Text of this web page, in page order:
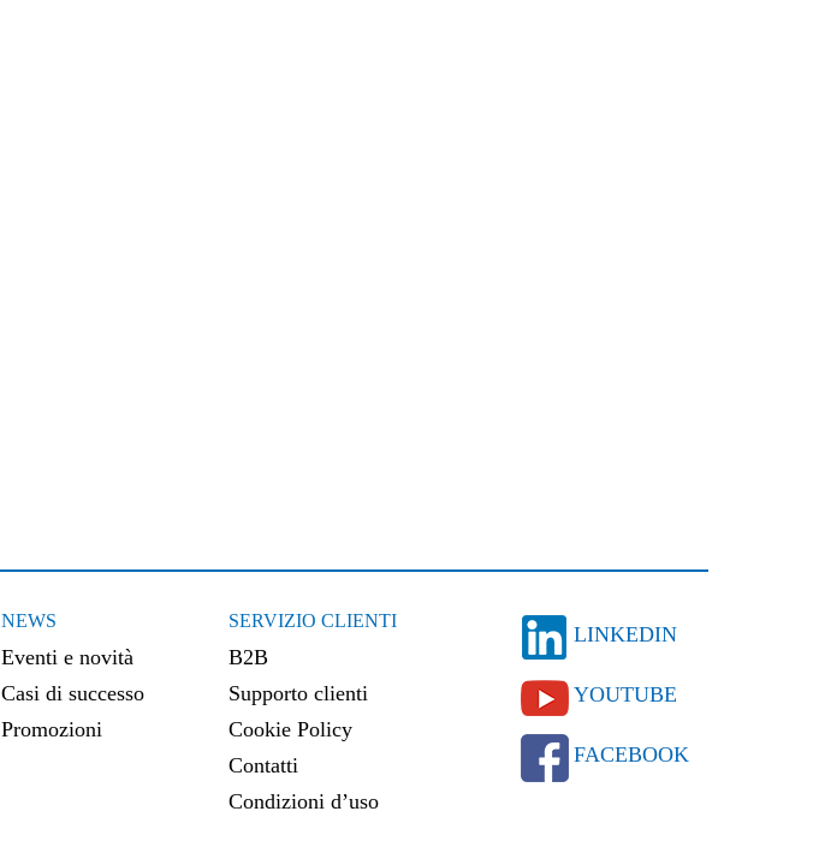
NEWS
Eventi e novità
Casi di successo
Promozioni
SERVIZIO CLIENTI
B2B
Supporto clienti
Cookie Policy
Contatti
Condizioni d’uso
LINKEDIN
YOUTUBE
FACEBOOK